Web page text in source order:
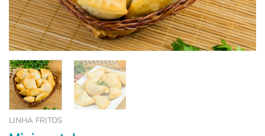
LINHA FRITOS